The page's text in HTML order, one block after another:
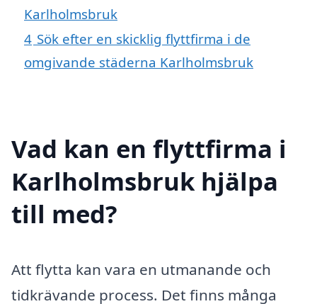
Karlholmsbruk
4 Sök efter en skicklig flyttfirma i de
omgivande städerna Karlholmsbruk
Vad kan en flyttfirma i
Karlholmsbruk hjälpa
till med?
Att flytta kan vara en utmanande och
tidkrävande process. Det finns många